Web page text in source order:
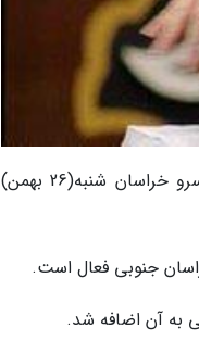
به گزارش خبرنگاران، در سومین شب از جشنواره موسیقی فجر، نوای دوتار گروه هشت نفره سرو خراسان شنبه(26 بهمن)
به آن اضافه شد.